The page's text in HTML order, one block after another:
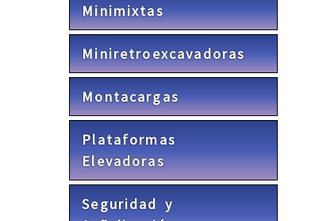
Minimixtas
Miniretroexcavadoras
Montacargas
Plataformas
Elevadoras
Seguridad y